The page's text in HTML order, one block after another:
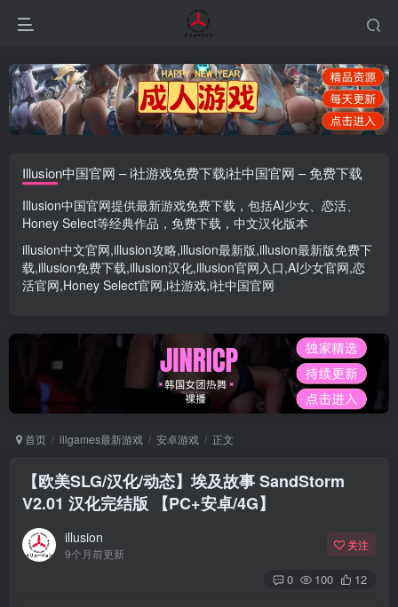
Illusion中国官网 – i社游戏免费下载i社中国官网 – 免费下载
Illusion中国官网提供最新游戏免费下载，包括AI少女、 恋活、
Honey Select等经典作品，免费下载，中文汉化版本
illusion中文官网,illusion攻略,illusion最新版,illusion最新版免费下
载,illusion免费下载,illusion汉化,illusion官网入口,AI少女官网,恋
活官网,Honey Select官网,i社游戏,i社中国官网
首页 illgames最新游戏 安卓游戏 正文
【欧美SLG/汉化/动态】埃及故事 SandStorm
V2.01 汉化完结版 【PC+安卓/4G】
illusion
9个月前更新
关注
0 100 12